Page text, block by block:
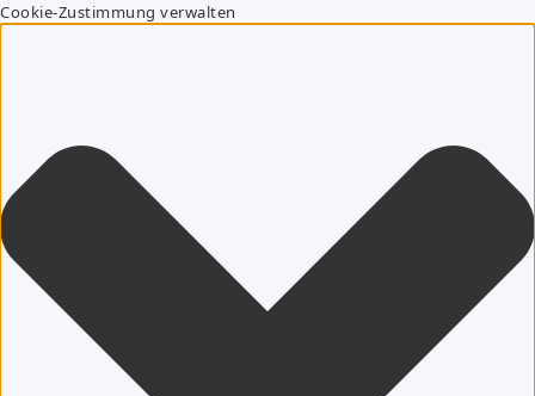
Cookie-Zustimmung verwalten